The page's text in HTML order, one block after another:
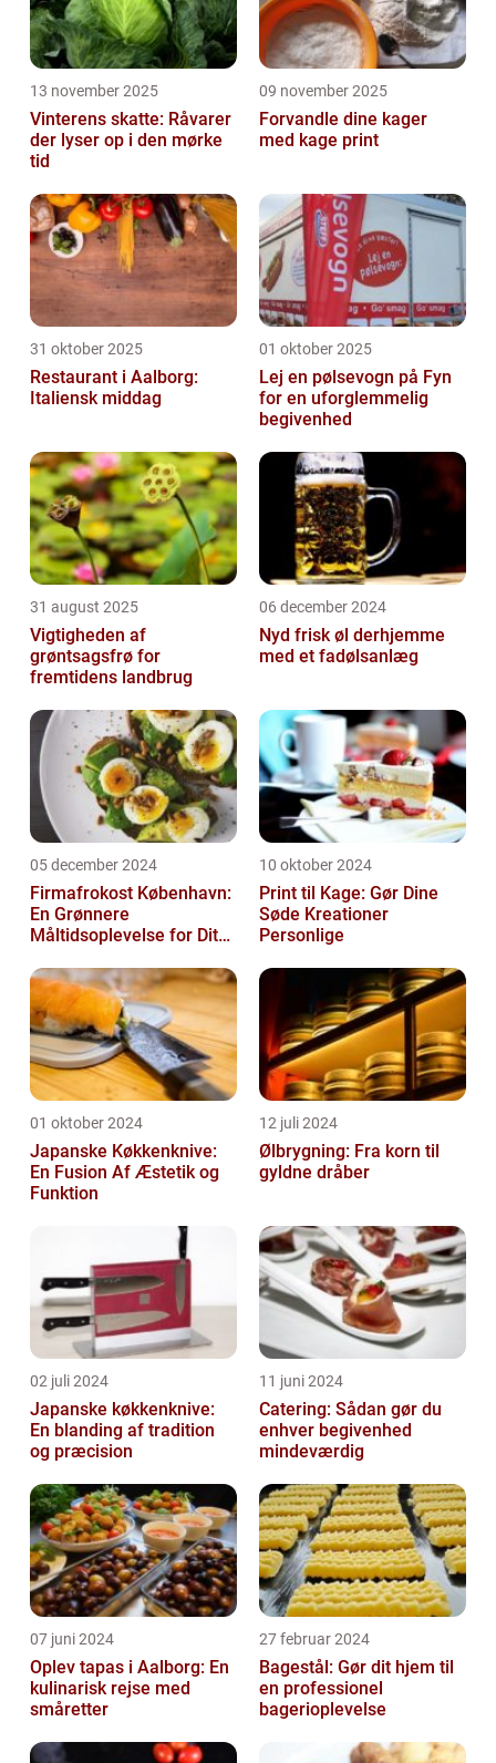
13 november 2025
Vinterens skatte: Råvarer
der lyser op i den mørke
tid
09 november 2025
Forvandle dine kager
med kage print
31 oktober 2025
Restaurant i Aalborg:
Italiensk middag
01 oktober 2025
Lej en pølsevogn på Fyn
for en uforglemmelig
begivenhed
31 august 2025
Vigtigheden af
grøntsagsfrø for
fremtidens landbrug
06 december 2024
Nyd frisk øl derhjemme
med et fadølsanlæg
05 december 2024
Firmafrokost København:
En Grønnere
Måltidsoplevelse for Dit
10 oktober 2024
Print til Kage: Gør Dine
Søde Kreationer
Personlige
01 oktober 2024
Japanske Køkkenknive:
En Fusion Af Æstetik og
Funktion
12 juli 2024
Ølbrygning: Fra korn til
gyldne dråber
02 juli 2024
Japanske køkkenknive:
En blanding af tradition
og præcision
11 juni 2024
Catering: Sådan gør du
enhver begivenhed
mindeværdig
07 juni 2024
Oplev tapas i Aalborg: En
kulinarisk rejse med
småretter
27 februar 2024
Bagestål: Gør dit hjem til
en professionel
bagerioplevelse